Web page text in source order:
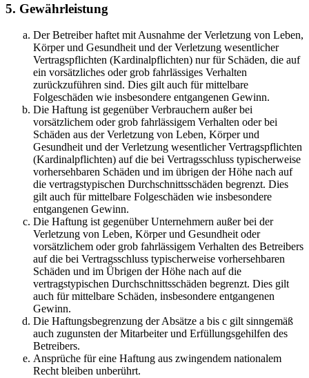
5. Gewährleistung
Der Betreiber haftet mit Ausnahme der Verletzung von Leben,
Körper und Gesundheit und der Verletzung wesentlicher
Vertragspflichten (Kardinalpflichten) nur für Schäden, die auf
ein vorsätzliches oder grob fahrlässiges Verhalten
zurückzuführen sind. Dies gilt auch für mittelbare
Folgeschäden wie insbesondere entgangenen Gewinn.
Die Haftung ist gegenüber Verbrauchern außer bei
vorsätzlichem oder grob fahrlässigem Verhalten oder bei
Schäden aus der Verletzung von Leben, Körper und
Gesundheit und der Verletzung wesentlicher Vertragspflichten
(Kardinalpflichten) auf die bei Vertragsschluss typischerweise
vorhersehbaren Schäden und im übrigen der Höhe nach auf
die vertragstypischen Durchschnittsschäden begrenzt. Dies
gilt auch für mittelbare Folgeschäden wie insbesondere
entgangenen Gewinn.
Die Haftung ist gegenüber Unternehmern außer bei der
Verletzung von Leben, Körper und Gesundheit oder
vorsätzlichem oder grob fahrlässigem Verhalten des Betreibers
auf die bei Vertragsschluss typischerweise vorhersehbaren
Schäden und im Übrigen der Höhe nach auf die
vertragstypischen Durchschnittsschäden begrenzt. Dies gilt
auch für mittelbare Schäden, insbesondere entgangenen
Gewinn.
Die Haftungsbegrenzung der Absätze a bis c gilt sinngemäß
auch zugunsten der Mitarbeiter und Erfüllungsgehilfen des
Betreibers.
Ansprüche für eine Haftung aus zwingendem nationalem
Recht bleiben unberührt.